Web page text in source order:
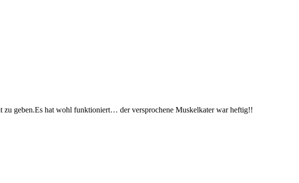
geben.Es hat wohl funktioniert… der versprochene Muskelkater war heftig!!